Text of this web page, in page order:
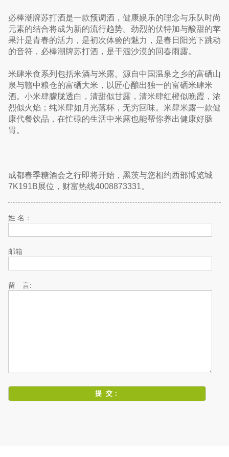
必棒潮牌苏打酒是一款预调酒，健康娱乐的理念与乐队时尚
元素的结合将成为新的流行趋势。劲烈的伏特加与酸甜的苹
果汁是青春的活力，是初次体验的魅力，是春日阳光下跳动
的音符，必棒潮牌苏打酒，是干涸沙漠的回春雨露。
米肆米食系列包括米酒与米露。源自中国温泉之乡的富硒山
泉与赣中粮仓的富硒大米，以匠心酿出独一的富硒米肆米
酒。小米肆朦胧透白，清甜似甘露，清米肆红橙似晚霞，浓
烈似火焰；纯米肆如月光落杯，无穷回味。米肆米露一款健
康代餐饮品，在忙碌的生活中米露也能帮你养出健康好肠
胃。
成都春季糖酒会之行即将开始，黑茨与您相约西部博览城
7K191B展位，财富热线4008873331。
姓 名：
邮箱
留 言: